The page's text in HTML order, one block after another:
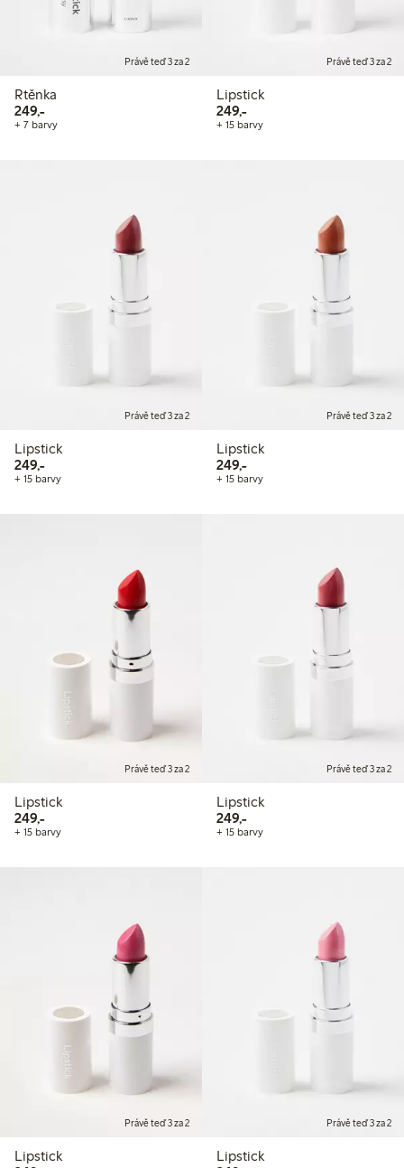
Právě teď 3 za 2
Rtěnka
249,-249,00 Kč
+ 7 barvy
Právě teď 3 za 2
Lipstick
249,-249,00 Kč
+ 15 barvy
Právě teď 3 za 2
Lipstick
249,-249,00 Kč
+ 15 barvy
Právě teď 3 za 2
Lipstick
249,-249,00 Kč
+ 15 barvy
Právě teď 3 za 2
Lipstick
249,-249,00 Kč
+ 15 barvy
Právě teď 3 za 2
Lipstick
249,-249,00 Kč
+ 15 barvy
Právě teď 3 za 2
Lipstick
Právě teď 3 za 2
Lipstick